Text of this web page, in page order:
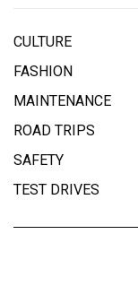
CULTURE
FASHION
MAINTENANCE
ROAD TRIPS
SAFETY
TEST DRIVES